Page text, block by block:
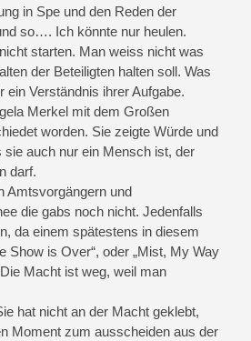
in Spe und den Reden der
so…. Ich könnte nur heulen.
starten. Man weiss nicht was
der Beteiligten halten soll. Was
ein Verständnis ihrer Aufgabe.
Merkel mit dem Großen
worden. Sie zeigte Würde und
sie auch nur ein Mensch ist, der
darf.
Amtsvorgängern und
die gabs noch nicht. Jedenfalls
da einem spätestens in diesem
Show is Over“, oder „Mist, My Way
Macht ist weg, weil man
hat nicht an der Macht geklebt,
Moment zum ausscheiden aus der